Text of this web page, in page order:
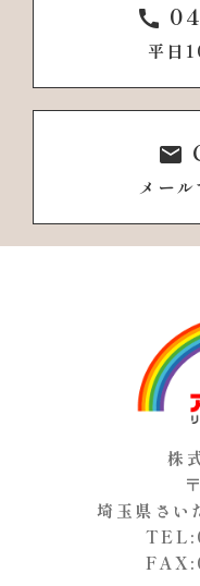
call
平日
email
メー
株
埼玉県さ